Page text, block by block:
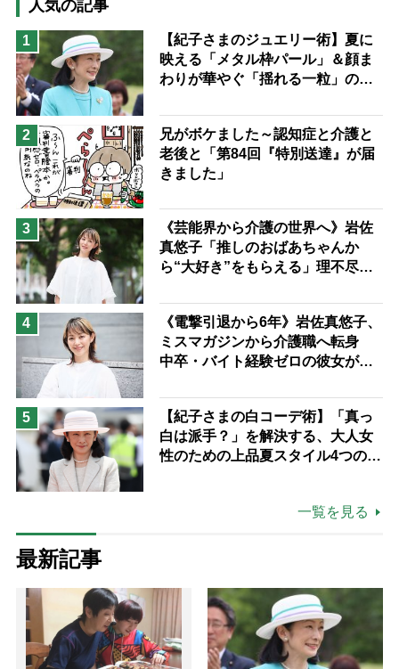
息子の遠距離介護サバイバル術
兄がボケました
便利なサービス
予防法
人気の記事
1
【紀子さまのジュエリー術】夏に
映える「メタル枠パール」＆顔ま
わりが華やぐ「揺れる一粒」の使
2
兄がボケました～認知症と介護と
老後と「第84回『特別送達』が届
きました」
3
《芸能界から介護の世界へ》岩佐
真悠子「推しのおばあちゃんか
ら“大好き”をもらえる」理不尽さ
場は「愛おしい」
4
《電撃引退から6年》岩佐真悠子、
ミスマガジンから介護職へ転身
中卒・バイト経験ゼロの彼女が見
ながら自分らしくいられる」
5
【紀子さまの白コーデ術】「真っ
白は派手？」を解決する、大人女
性のための上品夏スタイル4つのコ
一覧を見る
最新記事